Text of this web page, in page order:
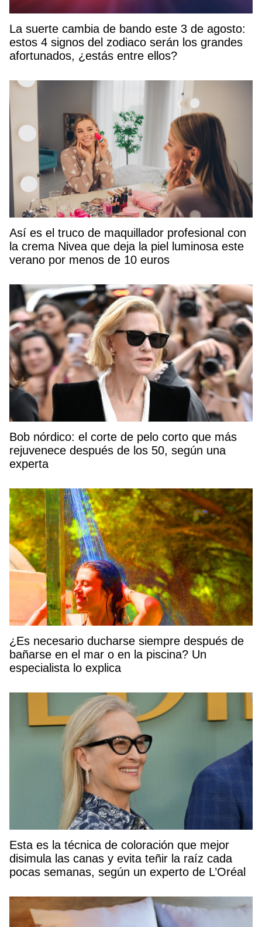
La suerte cambia de bando este 3 de agosto:
estos 4 signos del zodiaco serán los grandes
afortunados, ¿estás entre ellos?
Así es el truco de maquillador profesional con
la crema Nivea que deja la piel luminosa este
verano por menos de 10 euros
Bob nórdico: el corte de pelo corto que más
rejuvenece después de los 50, según una
experta
¿Es necesario ducharse siempre después de
bañarse en el mar o en la piscina? Un
especialista lo explica
Esta es la técnica de coloración que mejor
disimula las canas y evita teñir la raíz cada
pocas semanas, según un experto de L’Oréal